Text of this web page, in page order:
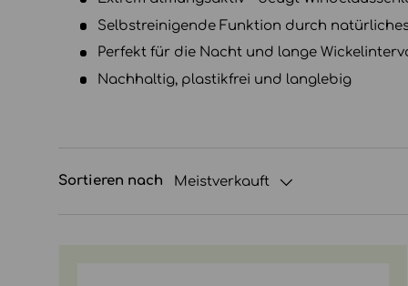
Selbstreinigende Funktion durch
Perfekt für die Nacht und lange
Nachhaltig, plastikfrei und langlebig
Sortieren nach Meistverkauft